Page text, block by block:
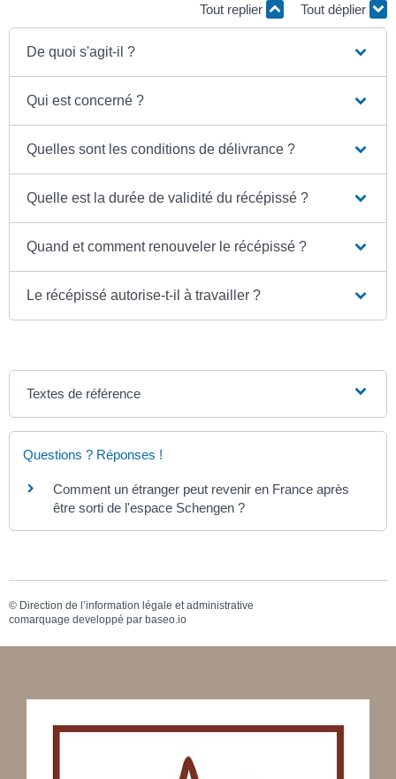
Tout replier Tout déplier
De quoi s'agit-il ?
Qui est concerné ?
Quelles sont les conditions de délivrance ?
Quelle est la durée de validité du récépissé ?
Quand et comment renouveler le récépissé ?
Le récépissé autorise-t-il à travailler ?
Textes de référence
Questions ? Réponses !
Comment un étranger peut revenir en France après
être sorti de l'espace Schengen ?
© Direction de l’information légale et administrative
comarquage developpé par baseo.io